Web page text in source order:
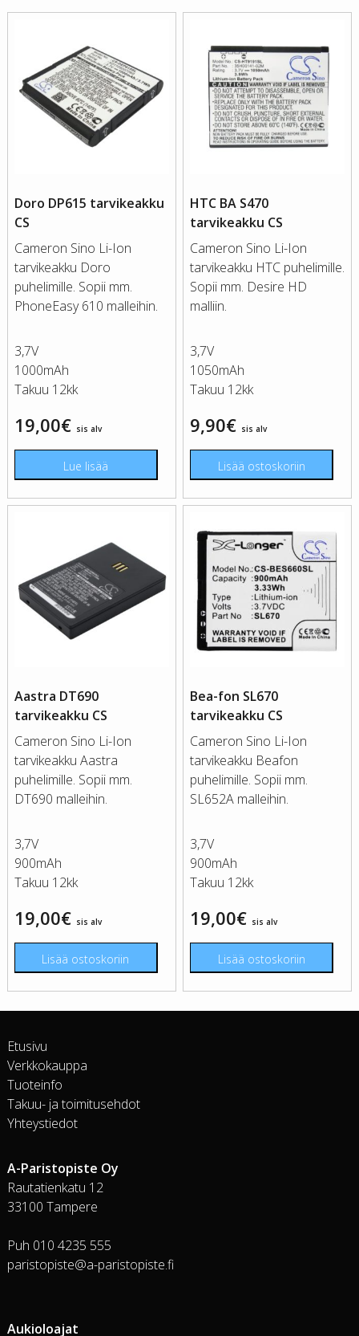
Doro DP615 tarvikeakku
CS
Cameron Sino Li-Ion
tarvikeakku Doro
puhelimille. Sopii mm.
PhoneEasy 610 malleihin.
3,7V
1000mAh
Takuu 12kk
19,00€ sis alv
Lue lisää
HTC BA S470
tarvikeakku CS
Cameron Sino Li-Ion
tarvikeakku HTC puhelimille.
Sopii mm. Desire HD
malliin.
3,7V
1050mAh
Takuu 12kk
9,90€ sis alv
Lisää ostoskoriin
Aastra DT690
tarvikeakku CS
Cameron Sino Li-Ion
tarvikeakku Aastra
puhelimille. Sopii mm.
DT690 malleihin.
3,7V
900mAh
Takuu 12kk
19,00€ sis alv
Lisää ostoskoriin
Bea-fon SL670
tarvikeakku CS
Cameron Sino Li-Ion
tarvikeakku Beafon
puhelimille. Sopii mm.
SL652A malleihin.
3,7V
900mAh
Takuu 12kk
19,00€ sis alv
Lisää ostoskoriin
Etusivu
Verkkokauppa
Tuoteinfo
Takuu- ja toimitusehdot
Yhteystiedot
A-Paristopiste Oy
Rautatienkatu 12
33100 Tampere
Puh 010 4235 555
paristopiste@a-paristopiste.fi
Aukioloajat